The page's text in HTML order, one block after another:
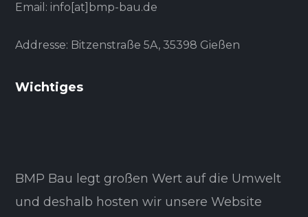
Email: info[at]bmp-bau.de
Addresse: Bitzenstraße 5A, 35398 Gießen
Wichtiges
BMP Bau legt großen Wert auf die Umwelt
und deshalb hosten wir unsere Website